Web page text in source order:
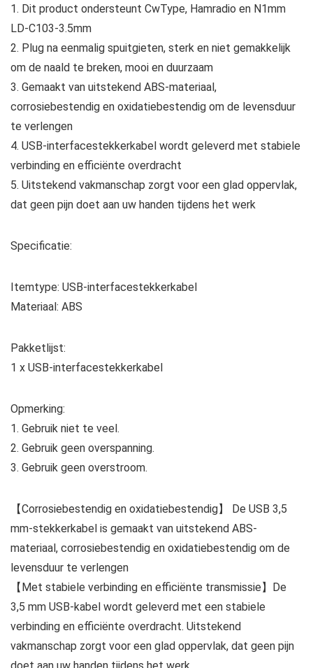
1. Dit product ondersteunt CwType, Hamradio en N1mm
LD‑C103‑3.5mm
2. Plug na eenmalig spuitgieten, sterk en niet gemakkelijk
om de naald te breken, mooi en duurzaam
3. Gemaakt van uitstekend ABS-materiaal,
corrosiebestendig en oxidatiebestendig om de levensduur
te verlengen
4. USB-interfacestekkerkabel wordt geleverd met stabiele
verbinding en efficiënte overdracht
5. Uitstekend vakmanschap zorgt voor een glad oppervlak,
dat geen pijn doet aan uw handen tijdens het werk
Specificatie:
Itemtype: USB-interfacestekkerkabel
Materiaal: ABS
Pakketlijst:
1 x USB-interfacestekkerkabel
Opmerking:
1. Gebruik niet te veel.
2. Gebruik geen overspanning.
3. Gebruik geen overstroom.
【Corrosiebestendig en oxidatiebestendig】 De USB 3,5
mm-stekkerkabel is gemaakt van uitstekend ABS-
materiaal, corrosiebestendig en oxidatiebestendig om de
levensduur te verlengen
【Met stabiele verbinding en efficiënte transmissie】De
3,5 mm USB-kabel wordt geleverd met een stabiele
verbinding en efficiënte overdracht. Uitstekend
vakmanschap zorgt voor een glad oppervlak, dat geen pijn
doet aan uw handen tijdens het werk